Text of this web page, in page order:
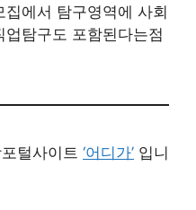
에서 탐구영역에 사회
탐구도 포함된다는점
털사이트 ‘어디가’ 입니